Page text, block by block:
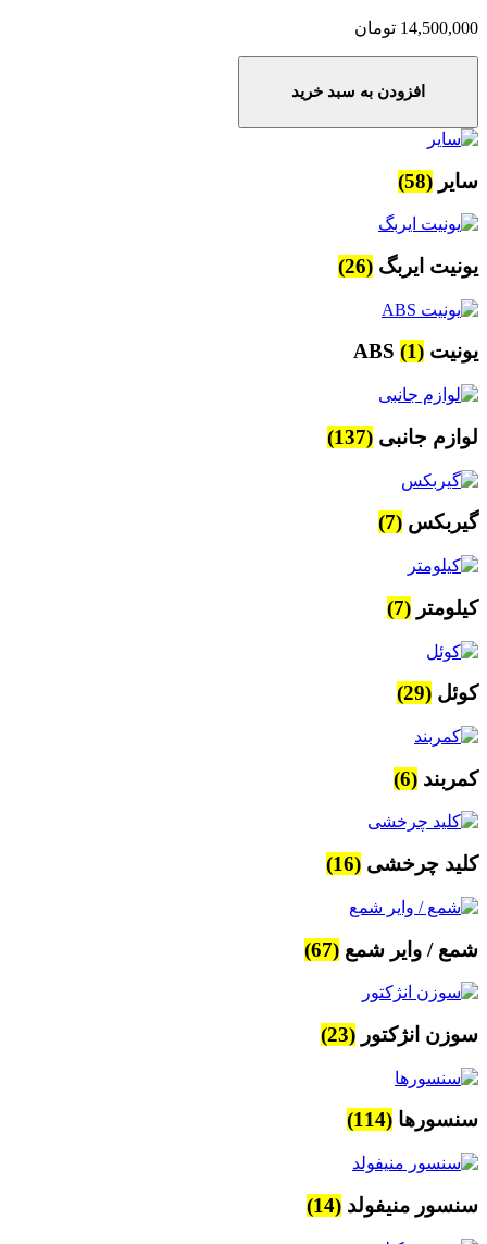
14,500,000 تومان
افزودن به سبد خرید
سایر (58)
یونیت ایربگ (26)
یونیت ABS (1)
لوازم جانبی (137)
گیربکس (7)
کیلومتر (7)
کوئل (29)
کمربند (6)
کلید چرخشی (16)
شمع / وایر شمع (67)
سوزن انژکتور (23)
سنسورها (114)
سنسور منیفولد (14)